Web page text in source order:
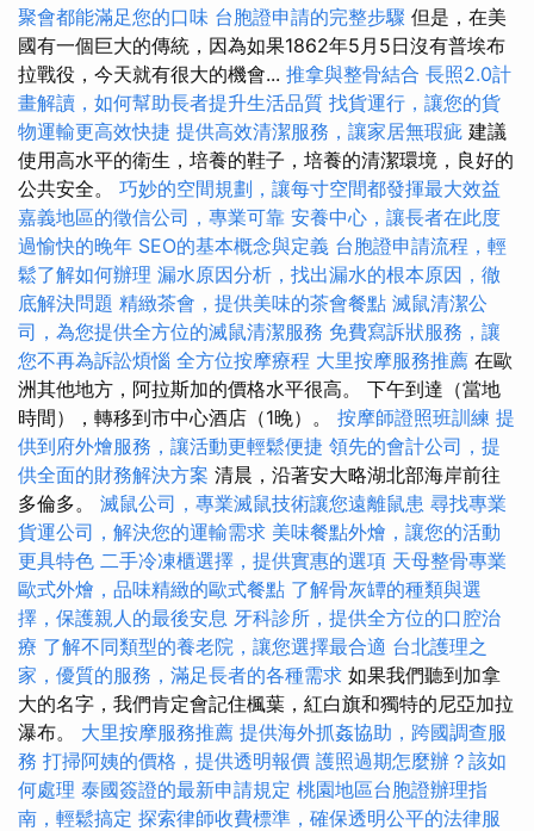
聚會都能滿足您的口味 台胞證申請的完整步驟 但是，在美
國有一個巨大的傳統，因為如果1862年5月5日沒有普埃布
拉戰役，今天就有很大的機會... 推拿與整骨結合 長照2.0計
畫解讀，如何幫助長者提升生活品質 找貨運行，讓您的貨
物運輸更高效快捷 提供高效清潔服務，讓家居無瑕疵 建議
使用高水平的衛生，培養的鞋子，培養的清潔環境，良好的
公共安全。 巧妙的空間規劃，讓每寸空間都發揮最大效益
嘉義地區的徵信公司，專業可靠 安養中心，讓長者在此度
過愉快的晚年 SEO的基本概念與定義 台胞證申請流程，輕
鬆了解如何辦理 漏水原因分析，找出漏水的根本原因，徹
底解決問題 精緻茶會，提供美味的茶會餐點 滅鼠清潔公
司，為您提供全方位的滅鼠清潔服務 免費寫訴狀服務，讓
您不再為訴訟煩惱 全方位按摩療程 大里按摩服務推薦 在歐
洲其他地方，阿拉斯加的價格水平很高。 下午到達（當地
時間），轉移到市中心酒店（1晚）。 按摩師證照班訓練 提
供到府外燴服務，讓活動更輕鬆便捷 領先的會計公司，提
供全面的財務解決方案 清晨，沿著安大略湖北部海岸前往
多倫多。 滅鼠公司，專業滅鼠技術讓您遠離鼠患 尋找專業
貨運公司，解決您的運輸需求 美味餐點外燴，讓您的活動
更具特色 二手冷凍櫃選擇，提供實惠的選項 天母整骨專業
歐式外燴，品味精緻的歐式餐點 了解骨灰罈的種類與選
擇，保護親人的最後安息 牙科診所，提供全方位的口腔治
療 了解不同類型的養老院，讓您選擇最合適 台北護理之
家，優質的服務，滿足長者的各種需求 如果我們聽到加拿
大的名字，我們肯定會記住楓葉，紅白旗和獨特的尼亞加拉
瀑布。 大里按摩服務推薦 提供海外抓姦協助，跨國調查服
務 打掃阿姨的價格，提供透明報價 護照過期怎麼辦？該如
何處理 泰國簽證的最新申請規定 桃園地區台胞證辦理指
南，輕鬆搞定 探索律師收費標準，確保透明公平的法律服